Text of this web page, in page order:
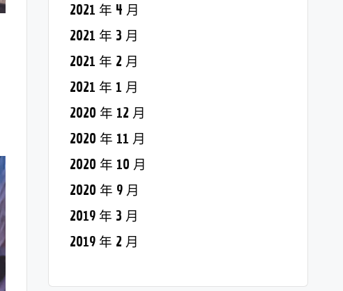
2021 年 4 月
2021 年 3 月
2021 年 2 月
2021 年 1 月
2020 年 12 月
2020 年 11 月
2020 年 10 月
2020 年 9 月
2019 年 3 月
2019 年 2 月